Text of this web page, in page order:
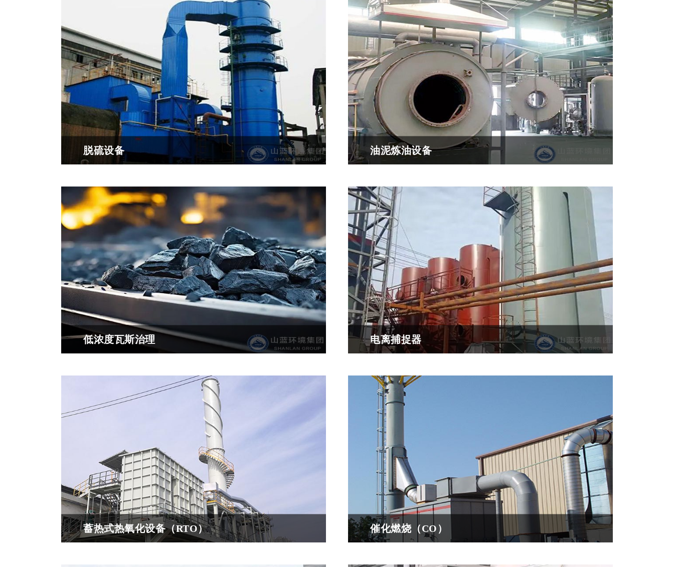
布袋除尘器是一种利用有机纤维或无机纤维过滤布将气体中的粉尘过 SCR脱硝，即选择性催化还原脱硝技术（Selective Catalytic
Reduction）是目前工业烟气脱硝中应...
脱硫设备
脱硫是指除去工业废气燃料中的硫元素，处理燃烧时生成的二氧化
硫。脱硫工艺一般分为：湿法脱硫、干法脱硫、半干法脱硫、电子束
脱...
油泥炼油设备
延续性炼油设备可以通过高温热解的方式将废旧轮胎、转换成燃油、
炭黑和钢丝，将废旧塑料转化成燃油和碳黑。
低浓度瓦斯治理
煤矿瓦斯，也称煤层气，它的主要成分是甲烷，是一种仅次于二氧化
碳的温室气体，蓄热式催化氧化技术（RCO）和蓄热式高温氧化技...
电离捕捉器
电离捕捉器，又称离子式空气净化器，它是依靠高电压电场将空气中
的微颗粒（如烟雾、尘埃、病毒、细菌）进行电离，形成离子团，
然...
蓄热式热氧化设备（RTO） 催化燃烧（CO）